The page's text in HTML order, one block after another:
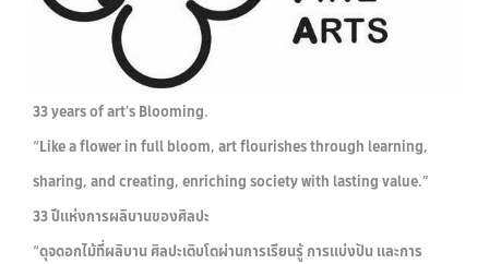
33 years of art’s Blooming.
“Like a flower in full bloom, art flourishes through learning,
sharing, and creating, enriching society with lasting value.”
33 ปีแห่งการผลิบานของศิลปะ
“ดุจดอกไม้ที่ผลิบาน ศิลปะเติบโตผ่านการเรียนรู้ การแบ่งปัน และการ